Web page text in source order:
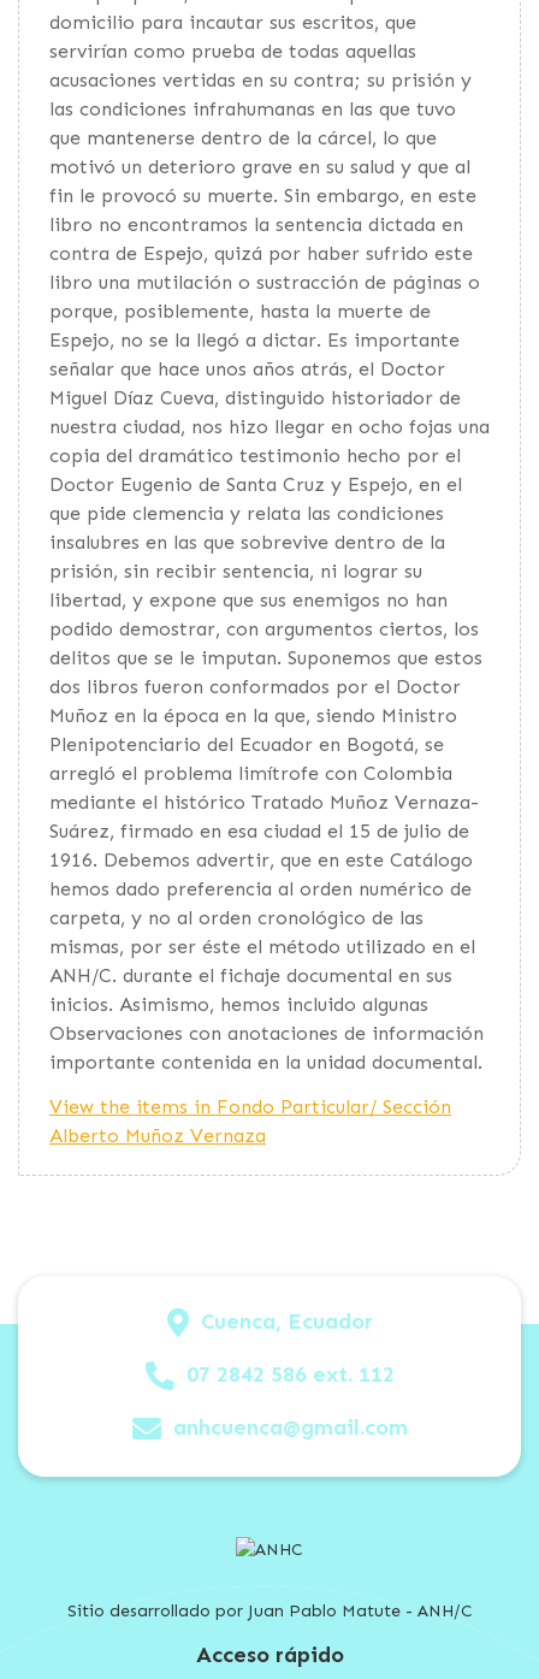
domicilio para incautar sus escritos, que
servirían como prueba de todas aquellas
acusaciones vertidas en su contra; su prisión y
las condiciones infrahumanas en las que tuvo
que mantenerse dentro de la cárcel, lo que
motivó un deterioro grave en su salud y que al
fin le provocó su muerte. Sin embargo, en este
libro no encontramos la sentencia dictada en
contra de Espejo, quizá por haber sufrido este
libro una mutilación o sustracción de páginas o
porque, posiblemente, hasta la muerte de
Espejo, no se la llegó a dictar. Es importante
señalar que hace unos años atrás, el Doctor
Miguel Díaz Cueva, distinguido historiador de
nuestra ciudad, nos hizo llegar en ocho fojas una
copia del dramático testimonio hecho por el
Doctor Eugenio de Santa Cruz y Espejo, en el
que pide clemencia y relata las condiciones
insalubres en las que sobrevive dentro de la
prisión, sin recibir sentencia, ni lograr su
libertad, y expone que sus enemigos no han
podido demostrar, con argumentos ciertos, los
delitos que se le imputan. Suponemos que estos
dos libros fueron conformados por el Doctor
Muñoz en la época en la que, siendo Ministro
Plenipotenciario del Ecuador en Bogotá, se
arregló el problema limítrofe con Colombia
mediante el histórico Tratado Muñoz Vernaza-
Suárez, firmado en esa ciudad el 15 de julio de
1916. Debemos advertir, que en este Catálogo
hemos dado preferencia al orden numérico de
carpeta, y no al orden cronológico de las
mismas, por ser éste el método utilizado en el
ANH/C. durante el fichaje documental en sus
inicios. Asimismo, hemos incluido algunas
Observaciones con anotaciones de información
importante contenida en la unidad documental.
View the items in Fondo Particular/ Sección
Alberto Muñoz Vernaza
Cuenca, Ecuador
07 2842 586 ext. 112
anhcuenca@gmail.com
Sitio desarrollado por Juan Pablo Matute - ANH/C
Acceso rápido